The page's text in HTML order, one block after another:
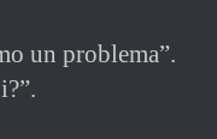
un problema”.